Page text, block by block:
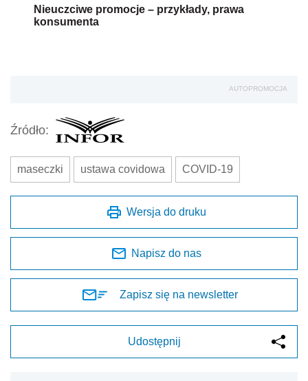
Nieuczciwe promocje – przykłady, prawa
konsumenta
AUTOPROMOCJA
Źródło:
maseczki ustawa covidowa COVID-19
Wersja do druku
Napisz do nas
Zapisz się na newsletter
Udostępnij